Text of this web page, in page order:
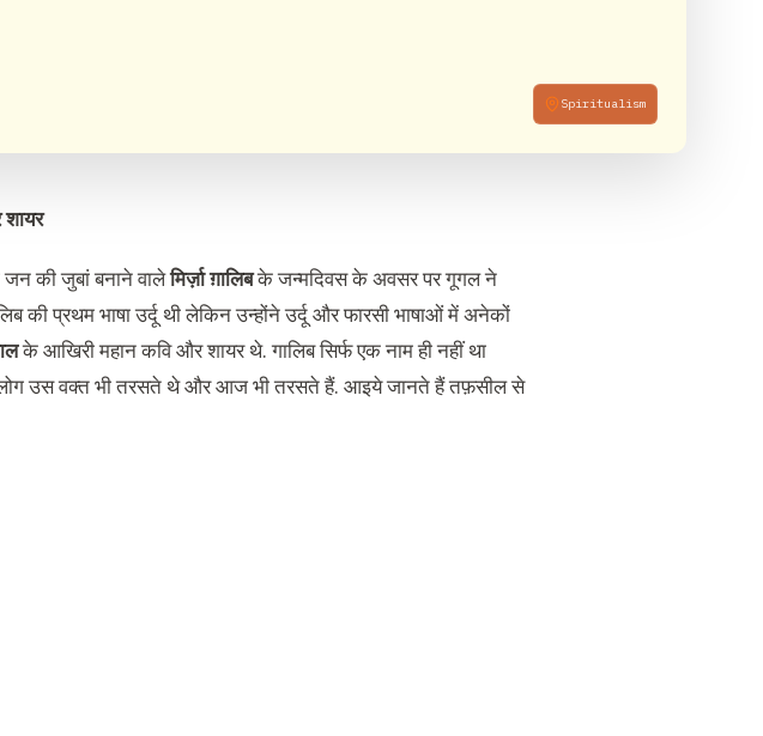
Spiritualism
की जुबां बनाने वालेमिर्ज़ा ग़ालिबके जन्मदिवस के अवसर पर गूगल ने
की प्रथम भाषा उर्दू थी लेकिन उन्होंने उर्दू और फारसी भाषाओं में अनेकों
के आखिरी महान कवि और शायर थे. गालिब सिर्फ एक नाम ही नहीं था
लोग उस वक्‍त भी तरसते थे और आज भी तरसते हैं. आइये जानते हैं तफ़सील से